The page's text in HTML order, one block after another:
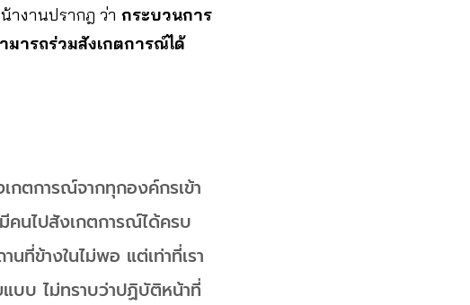
างานปรากฎ ว่า กระบวนการ
มารถร่วมสังเกตการณ์ได้
ตการณ์จากทุกองค์กรเข้า
คนไปสังเกตการณ์ได้ครบ
ที่ข้างในไม่พอ แต่เท่าที่เรา
แบบ ไม่ทราบว่าปฏิบัติหน้าที่